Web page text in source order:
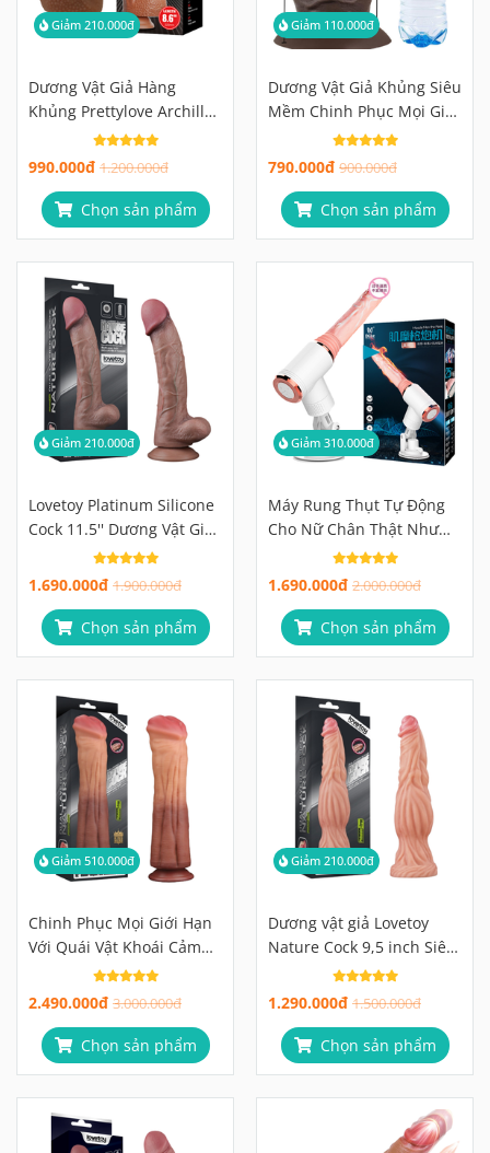
Giảm 210.000đ
Dương Vật Giả Hàng
Khủng Prettylove Archille
Chinh Phục Mọi Giới Hạn
990.000đ 1.200.000đ
Chọn sản phẩm
Giảm 110.000đ
Dương Vật Giả Khủng Siêu
Mềm Chinh Phục Mọi Giới
Hạn Thăng Hoa
790.000đ 900.000đ
Chọn sản phẩm
Giảm 210.000đ
Lovetoy Platinum Silicone
Cock 11.5'' Dương Vật Giả
Silicon Bạch Kim 2 Lớp,
Chuẩn Y Tế
1.690.000đ 1.900.000đ
Chọn sản phẩm
Giảm 310.000đ
Máy Rung Thụt Tự Động
Cho Nữ Chân Thật Như
Yêu, Thăng Hoa Cảm Xúc
1.690.000đ 2.000.000đ
Chọn sản phẩm
Giảm 510.000đ
Chinh Phục Mọi Giới Hạn
Với Quái Vật Khoái Cảm
Lovetoy Platinum King
Size
2.490.000đ 3.000.000đ
Chọn sản phẩm
Giảm 210.000đ
Dương vật giả Lovetoy
Nature Cock 9,5 inch Siêu
Chân Thật
1.290.000đ 1.500.000đ
Chọn sản phẩm